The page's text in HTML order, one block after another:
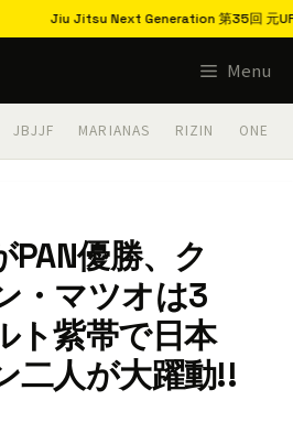
Jiu Jitsu Next Generation 第35回 元UFC
Menu
JBJJF MARIANAS RIZIN ONE
PAN優勝、ク
・マツオは3
ト紫帯で日本
二人が大躍動!!